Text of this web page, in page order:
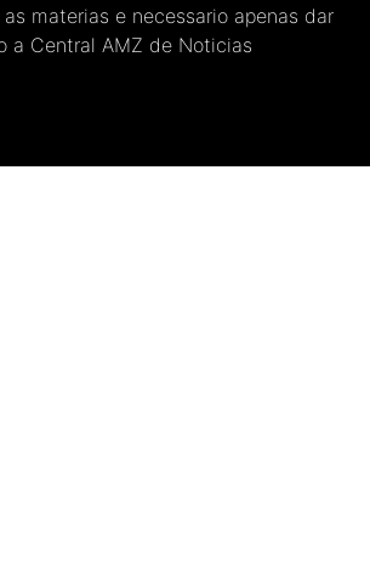
as materias e necessario apenas dar
a Central AMZ de Noticias